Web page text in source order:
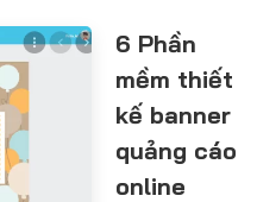
6 Phần
mềm thiết
kế banner
quảng cáo
online